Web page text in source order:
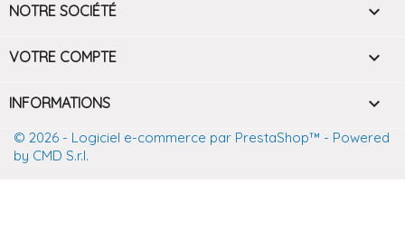
NOTRE SOCIÉTÉ 
VOTRE COMPTE 
INFORMATIONS keyboard_arrow_down
© 2026 - Logiciel e-commerce par PrestaShop™ - Powered
by CMD S.r.l.